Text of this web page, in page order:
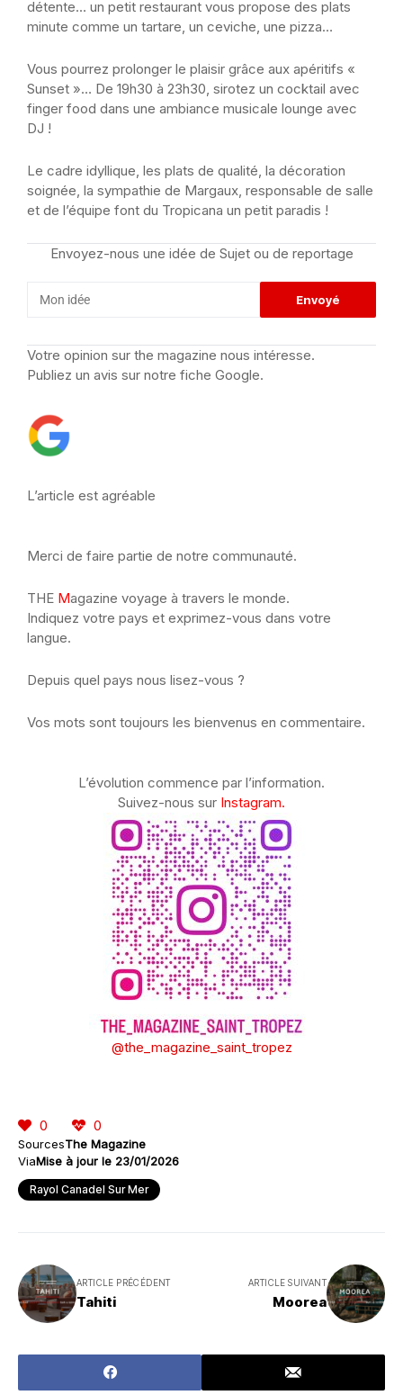
détente… un petit restaurant vous propose des plats
minute comme un tartare, un ceviche, une pizza…
Vous pourrez prolonger le plaisir grâce aux apéritifs «
Sunset »… De 19h30 à 23h30, sirotez un cocktail avec
finger food dans une ambiance musicale lounge avec
DJ !
Le cadre idyllique, les plats de qualité, la décoration
soignée, la sympathie de Margaux, responsable de salle
et de l’équipe font du Tropicana un petit paradis !
Envoyez-nous une idée de Sujet ou de reportage
Votre opinion sur the magazine nous intéresse.
Publiez un avis sur notre fiche Google.
L’article est agréable
Merci de faire partie de notre communauté.
THE Magazine voyage à travers le monde.
Indiquez votre pays et exprimez-vous dans votre
langue.
Depuis quel pays nous lisez-vous ?
Vos mots sont toujours les bienvenus en commentaire.
L’évolution commence par l’information.
Suivez-nous sur Instagram.
@the_magazine_saint_tropez
0 0
SourcesThe Magazine
ViaMise à jour le 23/01/2026
Rayol Canadel Sur Mer
ARTICLE PRÉCÉDENT
Tahiti
ARTICLE SUIVANT
Moorea